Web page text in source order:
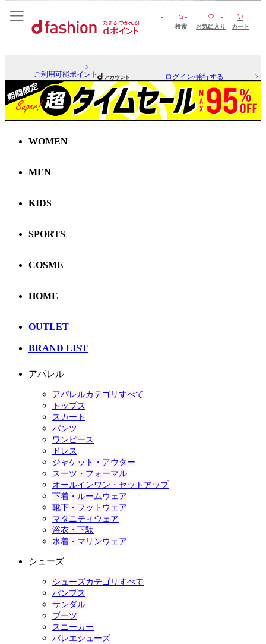
検索 お気に入り カート
ご利用可能ポイント ログイン/発行する
WOMEN
MEN
KIDS
SPORTS
COSME
HOME
OUTLET
BRAND LIST
アパレル
アパレルカテゴリすべて
トップス
スカート
パンツ
ワンピース
ドレス
ジャケット・アウター
スーツ・フォーマル
オールインワン・セットアップ
下着・ルームウェア
靴下・フットウェア
マタニティウェア
浴衣・下駄
水着・マリンウェア
シューズ
シューズカテゴリすべて
パンプス
サンダル
ブーツ
スニーカー
バレエシューズ